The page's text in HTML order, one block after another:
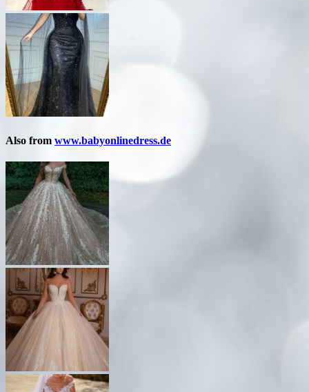
Also from www.babyonlinedress.de